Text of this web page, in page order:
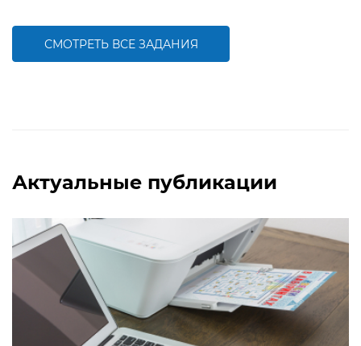
СМОТРЕТЬ ВСЕ ЗАДАНИЯ
Актуальные публикации